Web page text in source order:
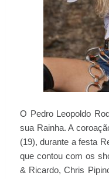
O Pedro Leopoldo
sua Rainha. A
(19), durante a festa
que contou com os
& Ricardo, Chris